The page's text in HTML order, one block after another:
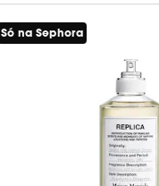
Só na Sephora